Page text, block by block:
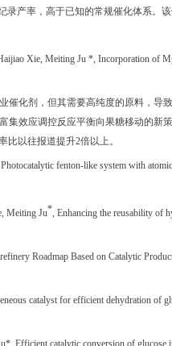
录产率，高于已知的常规催化体系。
Xie, Meiting Ju *, Incorporation of
化剂，但其需要高纯度的原料，导
集效应调控反应平衡向果糖移动的新
比以往报道提升2倍以上。
Photocatalytic fenton-like system with
Meiting Ju*, Enhancing the reusability of
Roadmap Based on Catalytic
catalyst for efficient dehydration
Efficient catalytic conversion of